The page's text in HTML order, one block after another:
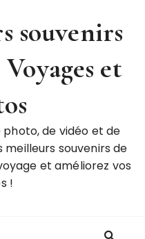
souvenirs
et
photo, de vidéo et de
souvenirs de
et améliorez vos
!